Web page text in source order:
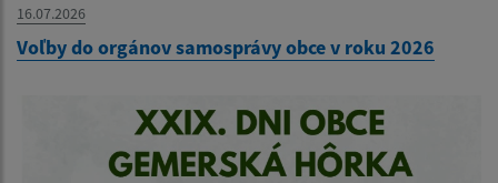
16.07.2026
Voľby do orgánov samosprávy obce v roku 2026